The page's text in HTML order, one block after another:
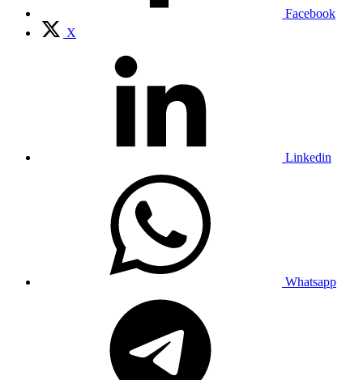
Facebook
X
Linkedin
Whatsapp